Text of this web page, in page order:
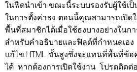
ในฟีดนำเข้า ขณะนี้ระบบรองรับผู้ใช้เ
ในการตั้งค่าธง ตอนนี้คุณสามารถเปิด
พื้นที่สมาชิกได้เมื่อใช้ธงบางอย่างในก
สำหรับคำอธิบายและฟิลด์ที่กำหนดเ
แก้ไข HTML ขั้นสูงซึ่งจะแทนที่พื้นที่ข้อ
ได้ หากต้องการเปิดใช้งาน โปรดติด